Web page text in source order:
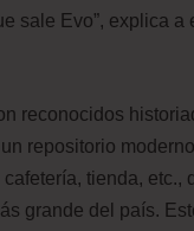
sale Evo”, explica
reconocidos
repositorio
tienda,
grande del país.